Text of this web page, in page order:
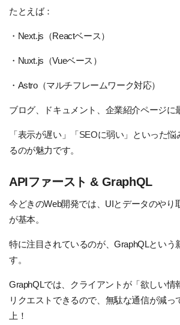
たとえば：
・Next.js（Reactベース）
・Nuxt.js（Vueベース）
・Astro（マルチフレームワーク対応）
ブログ、ドキュメント、企業紹介ページに
「表示が遅い」「 SEOに弱い」といった悩
るのが魅力です。
APIファースト & GraphQL
今どきのWeb開発では、UIとデータのやり
が基本。
特に注目されているのが、GraphQLという
す。
GraphQLでは、クライアントが「欲しい情
リクエストできるので、無駄な通信が減っ
上！